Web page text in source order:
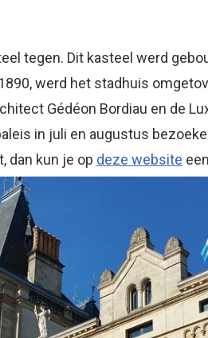
tegen. Dit kasteel werd
werd het stadhuis
Gédéon Bordiau en de
in juli en augustus
dan kun je op deze website